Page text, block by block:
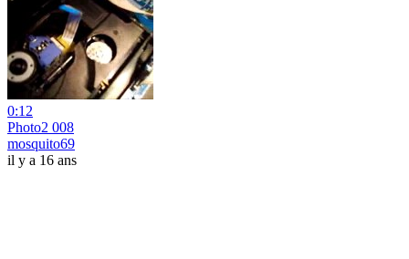
0:12
Photo2 008
mosquito69
il y a 16 ans